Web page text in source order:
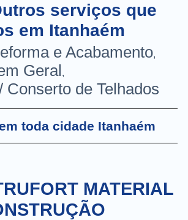
serviços que
em Itanhaém
e Acabamento,
Geral,
Conserto de Telhados
toda cidade Itanhaém
MATERIAL